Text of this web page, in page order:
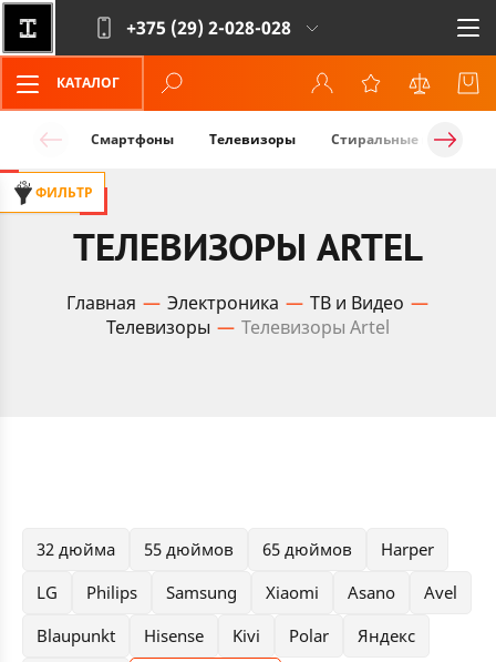
ФИЛЬТР
+375 (29) 2-028-028
КАТАЛОГ
Смартфоны Телевизоры Стиральные машины
ТЕЛЕВИЗОРЫ ARTEL
Главная Электроника
ТВ и Видео
Телевизоры
Телевизоры Artel
32 дюйма 55 дюймов 65 дюймов
Harper
LG
Philips Samsung Xiaomi Asano
Avel
Blaupunkt
Hisense Kivi Polar
Яндекс